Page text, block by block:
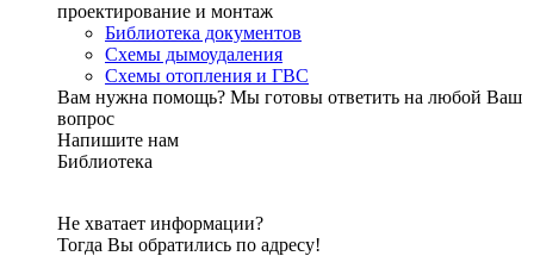
проектирование и монтаж
Библиотека документов
Схемы дымоудаления
Схемы отопления и ГВС
Вам нужна помощь? Мы готовы ответить на любой Ваш
вопрос
Напишите нам
Библиотека
Не хватает информации?
Тогда Вы обратились по адресу!